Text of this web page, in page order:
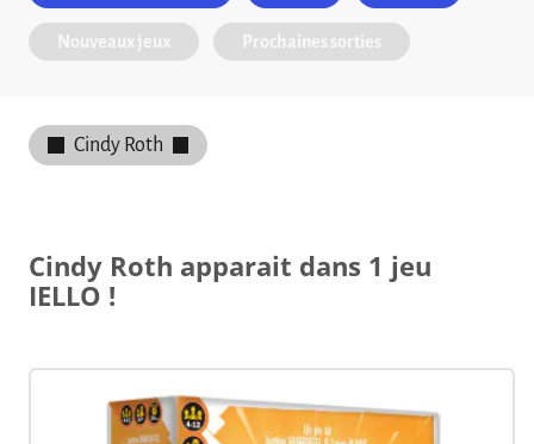
Nouveaux jeux Prochaines sorties
Cindy Roth
Cindy Roth apparait dans 1 jeu
IELLO !